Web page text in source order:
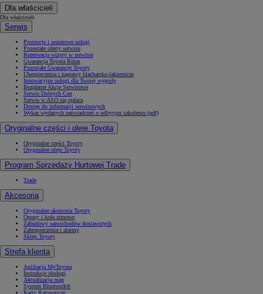
Dla właścicieli
Dla właścicieli
Serwis
Promocje i sezonowe usługi
Pozostałe oferty serwisu
Rezerwacja wizyty w serwisie
Gwarancja Toyota Relax
Pozostałe Gwarancje Toyoty
Ubezpieczenia i naprawy blacharsko-lakiernicze
Innowacyjne usługi dla Twojej wygody
Bezpłatne Akcje Serwisowe
Serwis Dobrych Cen
Serwis w ASO się opłaca
Dostęp do informacji serwisowych
Wykaz wydanych zaświadczeń o odbytym szkoleniu (pdf)
Oryginalne części i oleje Toyota
Oryginalne części Toyoty
Oryginalne oleje Toyoty
Program Sprzedaży Hurtowej Trade
Trade
Akcesoria
Oryginalne akcesoria Toyoty
Opony i koła zimowe
Zabudowy samochodów dostawczych
Zabezpieczenia i alarmy
Sklep Toyoty
Strefa klienta
Aplikacja MyToyota
Instrukcje obsługi
Aktualizacja map
System Bluetooth®
Karty Ratownicze